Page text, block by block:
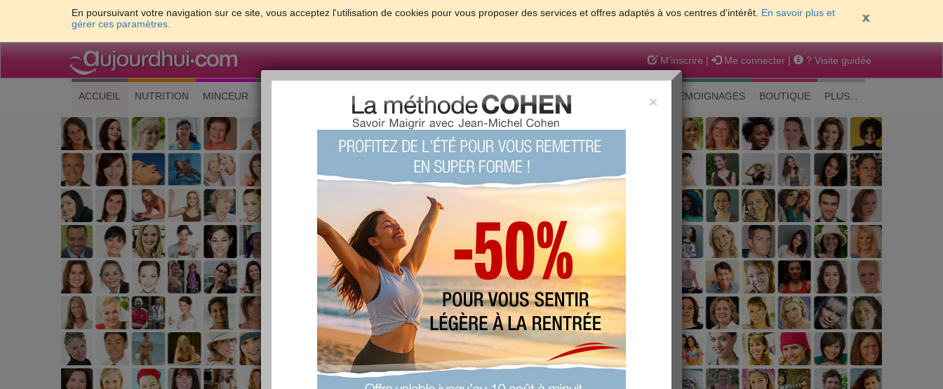
En poursuivant votre navigation sur ce site, vous acceptez l'utilisation de cookies pour vous proposer des services et offres adaptés à vos centres d'intérêt. En savoir plus et
gérer ces paramètres.
M'inscrire | Me connecter | ? Visite guidée
ACCUEIL (current)
NUTRITION MINCEUR FORME & SANTE PSYCHO & TESTS GROSSESSE & BEBE TEMOIGNAGES BOUTIQUE PLUS...
Les meilleures solutions pour maigrir et être bien dans sa peau
PLUS
EFFICACE
PLUS
SANTÉ
PLUS
COACHING
×